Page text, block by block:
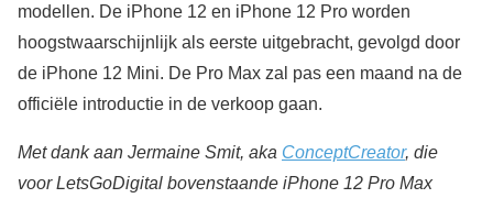
modellen. De iPhone 12 en iPhone 12 Pro worden
hoogstwaarschijnlijk als eerste uitgebracht, gevolgd door
de iPhone 12 Mini. De Pro Max zal pas een maand na de
officiële introductie in de verkoop gaan.
Met dank aan Jermaine Smit, aka ConceptCreator, die
voor LetsGoDigital bovenstaande iPhone 12 Pro Max